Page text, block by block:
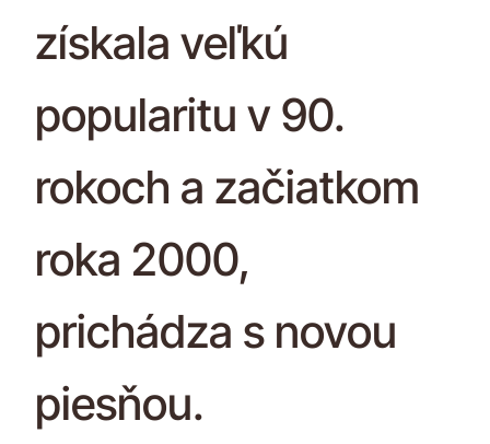
získala veľkú
popularitu v 90.
rokoch a začiatkom
roka 2000,
prichádza s novou
piesňou.